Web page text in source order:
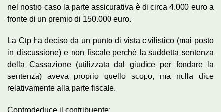
nel nostro caso la parte assicurativa è di circa 4.000 euro a
fronte di un premio di 150.000 euro.
La Ctp ha deciso da un punto di vista civilistico (mai posto
in discussione) e non fiscale perché la suddetta sentenza
della Cassazione (utilizzata dal giudice per fondare la
sentenza) aveva proprio quello scopo, ma nulla dice
relativamente alla parte fiscale.
Controdeduce il contribuente: